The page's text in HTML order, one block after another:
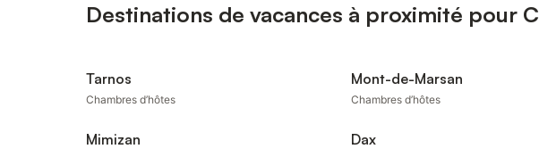
Destinations de vacances à proximité pour
Tarnos
Chambres d’hôtes
Mont-de-Marsan
Chambres d’hôtes
Mimizan Dax